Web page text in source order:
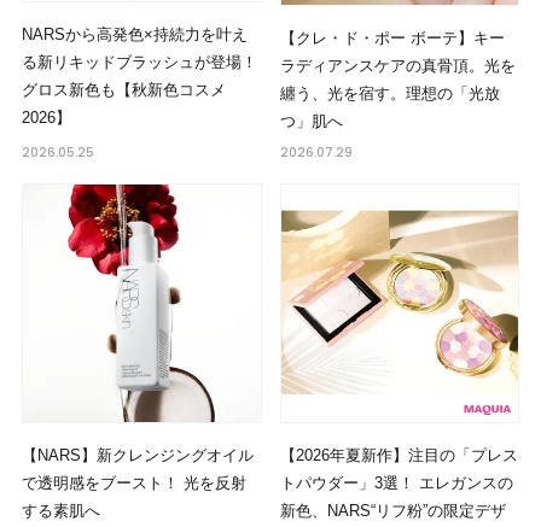
NARSから高発色×持続力を叶え
る新リキッドブラッシュが登場！
グロス新色も【秋新色コスメ
2026】
2026.05.25
【クレ・ド・ポー ボーテ】キー
ラディアンスケアの真骨頂。光を
纏う、光を宿す。理想の「光放
つ」肌へ
2026.07.29
【NARS】新クレンジングオイル
で透明感をブースト！ 光を反射
する素肌へ
【2026年夏新作】注目の「プレス
トパウダー」3選！ エレガンスの
新色、NARS“リフ粉”の限定デザ